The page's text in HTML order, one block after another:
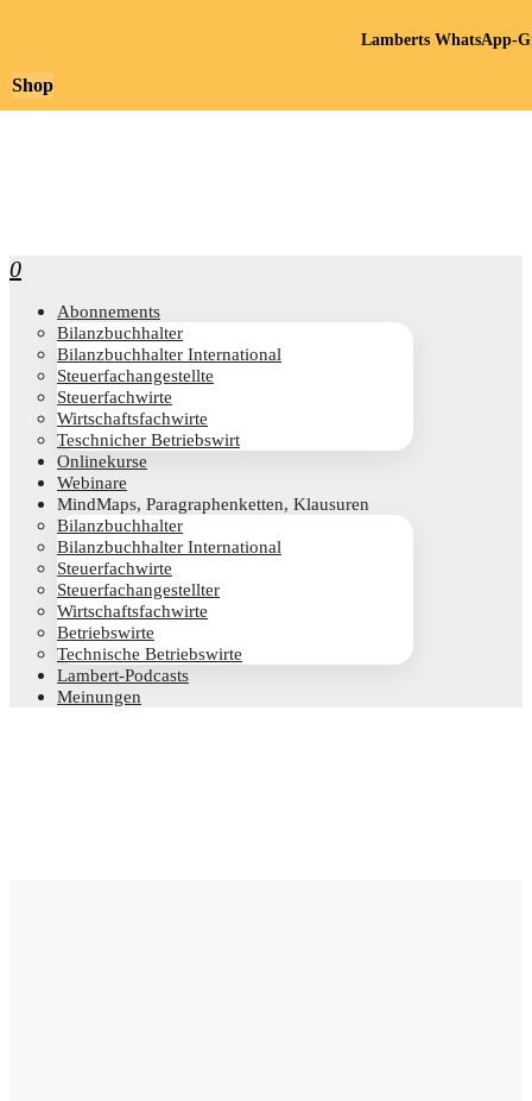
0
Abon­ne­ments
Bilanz­buch­hal­ter
Bilanz­buch­hal­ter International
Steu­er­fach­an­ge­stell­te
Steu­er­fach­wir­te
Wirt­schafts­fach­wir­te
Teschni­cher Betriebswirt
Online­kur­se
Web­i­na­re
Mind­Maps, Para­gra­phen­ket­ten, Klausuren
Bilanz­buch­hal­ter
Bilanz­buch­hal­ter International
Steu­er­fach­wir­te
Steu­er­fach­an­ge­stell­ter
Wirt­schafts­fach­wir­te
Betriebs­wir­te
Tech­ni­sche Betriebswirte
Lam­­bert-Pod­­casts
Mei­nun­gen
Shop
Lamberts WhatsApp-